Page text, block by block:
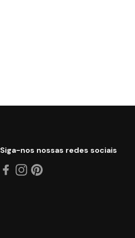
Siga-nos nossas redes sociais